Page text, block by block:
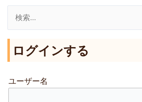
索
象
ログインする
ユーザー名